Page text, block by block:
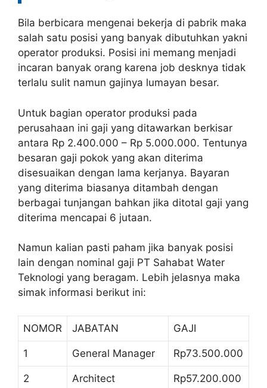
Bila berbicara mengenai bekerja di pabrik maka
salah satu posisi yang banyak dibutuhkan yakni
operator produksi. Posisi ini memang menjadi
incaran banyak orang karena job desknya tidak
terlalu sulit namun gajinya lumayan besar.
Untuk bagian operator produksi pada
perusahaan ini gaji yang ditawarkan berkisar
antara Rp 2.400.000 – Rp 5.000.000. Tentunya
besaran gaji pokok yang akan diterima
disesuaikan dengan lama kerjanya. Bayaran
yang diterima biasanya ditambah dengan
berbagai tunjangan bahkan jika ditotal gaji yang
diterima mencapai 6 jutaan.
Namun kalian pasti paham jika banyak posisi
lain dengan nominal gaji PT Sahabat Water
Teknologi yang beragam. Lebih jelasnya maka
simak informasi berikut ini:
NOMOR JABATAN GAJI
1 General Manager Rp73.500.000
2 Architect Rp57.200.000